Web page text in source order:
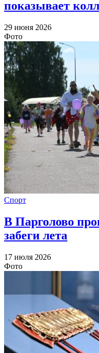
показывает
29 июня 2026
Фото
Спорт
В Парголово
забеги лета
17 июля 2026
Фото